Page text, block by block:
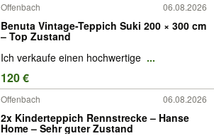
Offenbach 06.08.2026
Benuta Vintage-Teppich Suki 200 × 300 cm
– Top Zustand
Ich verkaufe einen hochwertige ...
120 €
Offenbach 06.08.2026
2x Kinderteppich Rennstrecke – Hanse
Home – Sehr guter Zustand